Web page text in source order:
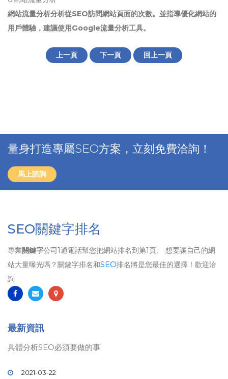
網站流量分析分析從SEO訪問網站頁面的次數。並指導優化網站的
用戶體驗，建議使用Google流量分析工具。
上一頁 下一頁 回上一頁
量身打造專屬SEO方案，立刻免費洽詢！
馬上諮詢
SEO關鍵字排名
專業關鍵字公司1通電話幫您把網站排名到第1頁、 想要讓自己的網
站大量曝光嗎？關鍵字排名和SEO排名將是您最佳的選擇！歡迎洽
詢
最新資訊
具體分析SEO必須要做的事
2021-03-22